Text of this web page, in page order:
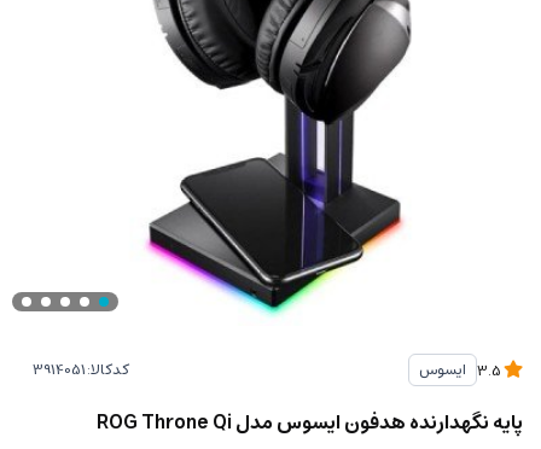
ایسوس کدکالا:
پایه نگهدارنده هدفون ایسوس مدل ROG Throne Qi